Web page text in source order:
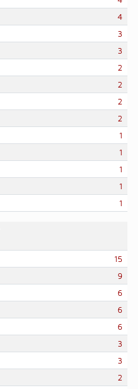
4
3
3
2
2
2
2
1
1
1
1
1
15
9
6
6
6
3
3
2